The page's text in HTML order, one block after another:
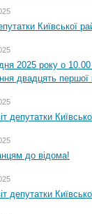
Київської
2025 року о
двадцять першої
депутатки
до відома!
депутатки